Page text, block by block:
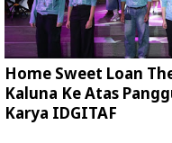
Home Sweet Loan
Kaluna Ke Atas
Karya IDGITAF